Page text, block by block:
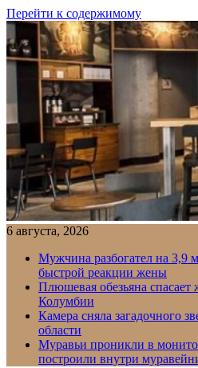
Перейти к содержимому
6 августа, 2026
Мужчина разбогател на 3,9
быстрой реакции жены
Плюшевая обезьяна
Колумбии
Камера сняла загадочного
области
Муравьи проникли в
построили внутри